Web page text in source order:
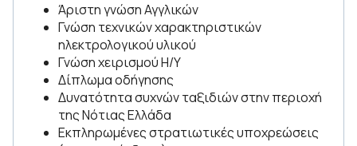
Άριστη γνώση Αγγλικών
Γνώση τεχνικών χαρακτηριστικών
ηλεκτρολογικού υλικού
Γνώση χειρισμού Η/Υ
Δίπλωμα οδήγησης
Δυνατότητα συχνών ταξιδιών στην περιοχή
της Νότιας Ελλάδα
Εκπληρωμένες στρατιωτικές υποχρεώσεις